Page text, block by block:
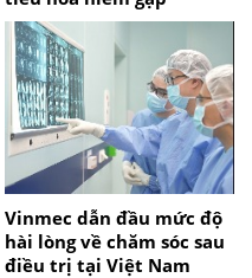
Vinmec dẫn đầu mức độ
hài lòng về chăm sóc sau
điều trị tại Việt Nam